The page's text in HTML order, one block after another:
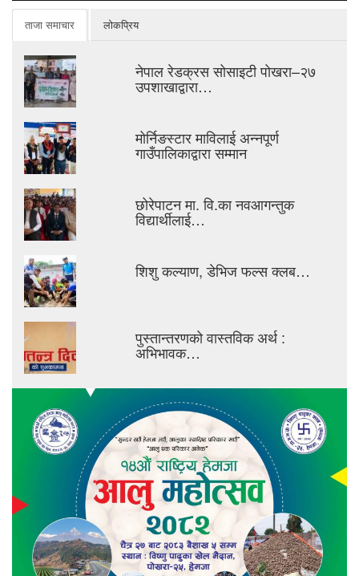
ताजा समाचार लोकप्रिय
नेपाल रेडक्रस सोसाइटी पोखरा–२७
उपशाखाद्वारा…
मोर्निङस्टार माविलाई अन्नपूर्ण
गाउँपालिकाद्वारा सम्मान
छोरेपाटन मा. वि.का नवआगन्तुक
विद्यार्थीलाई…
शिशु कल्याण, डेभिज फल्स क्लब…
पुस्तान्तरणको वास्तविक अर्थ :
अभिभावक…